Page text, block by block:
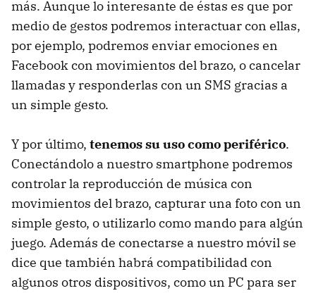
más. Aunque lo interesante de éstas es que por
medio de gestos podremos interactuar con ellas,
por ejemplo, podremos enviar emociones en
Facebook con movimientos del brazo, o cancelar
llamadas y responderlas con un SMS gracias a
un simple gesto.
Y por último, tenemos su uso como periférico.
Conectándolo a nuestro smartphone podremos
controlar la reproducción de música con
movimientos del brazo, capturar una foto con un
simple gesto, o utilizarlo como mando para algún
juego. Además de conectarse a nuestro móvil se
dice que también habrá compatibilidad con
algunos otros dispositivos, como un PC para ser